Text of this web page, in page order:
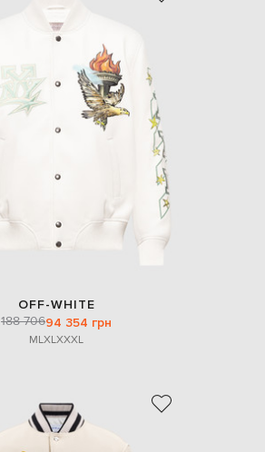
Slovakia
Slovenia
Spain
Sweden
OFF-WHITE
188 70694 354 грн
MLXLXXXL